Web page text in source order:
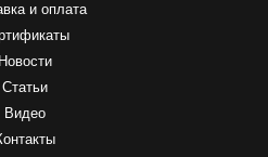
и оплата
Новости
Статьи
Видео